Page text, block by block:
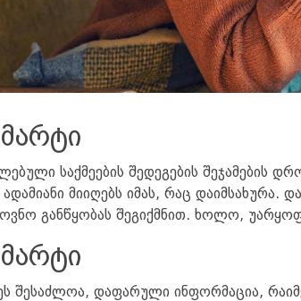
საქმეების შედეგების შეჯამების
მიიღებს იმას, რაც დაიმსახურა.
განწყობას შეგიქმნით. ხოლო,
შესაძლოა, დაფარული ინფორმაცია,